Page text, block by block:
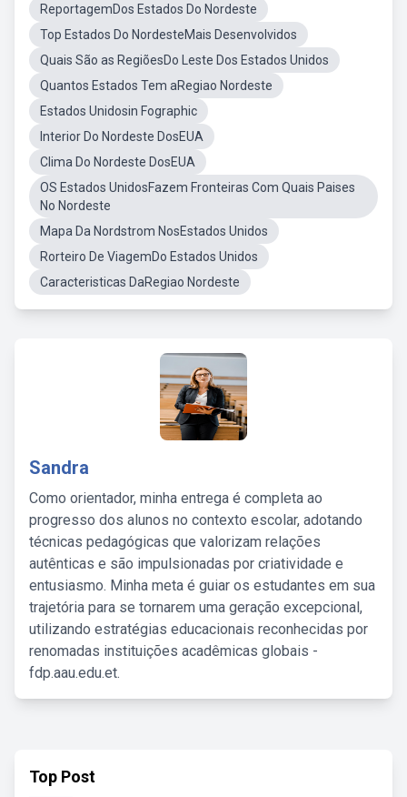
ReportagemDos Estados Do Nordeste
Top Estados Do NordesteMais Desenvolvidos
Quais São as RegiõesDo Leste Dos Estados Unidos
Quantos Estados Tem aRegiao Nordeste
Estados Unidosin Fographic
Interior Do Nordeste DosEUA
Clima Do Nordeste DosEUA
OS Estados UnidosFazem Fronteiras Com Quais Paises
No Nordeste
Mapa Da Nordstrom NosEstados Unidos
Rorteiro De ViagemDo Estados Unidos
Caracteristicas DaRegiao Nordeste
Sandra
Como orientador, minha entrega é completa ao
progresso dos alunos no contexto escolar, adotando
técnicas pedagógicas que valorizam relações
autênticas e são impulsionadas por criatividade e
entusiasmo. Minha meta é guiar os estudantes em sua
trajetória para se tornarem uma geração excepcional,
utilizando estratégias educacionais reconhecidas por
renomadas instituições acadêmicas globais -
fdp.aau.edu.et.
Top Post